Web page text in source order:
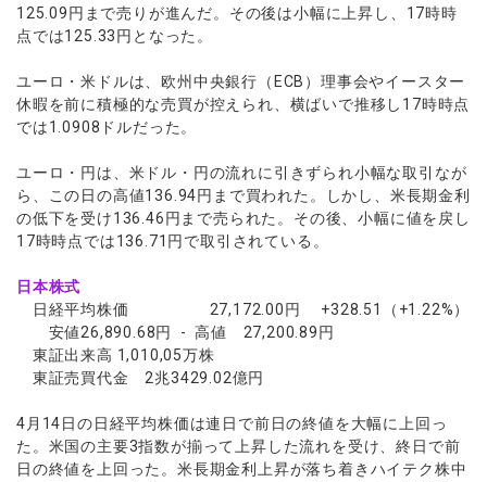
125.09円まで売りが進んだ。その後は小幅に上昇し、17時時
点では125.33円となった。
ユーロ・米ドルは、欧州中央銀行（ECB）理事会やイースター
休暇を前に積極的な売買が控えられ、横ばいで推移し17時時点
では1.0908ドルだった。
ユーロ・円は、米ドル・円の流れに引きずられ小幅な取引なが
ら、この日の高値136.94円まで買われた。しかし、米長期金利
の低下を受け136.46円まで売られた。その後、小幅に値を戻し
17時時点では136.71円で取引されている。
日本株式
日経平均株価 27,172.00円 +328.51（+1.22%）
安値26,890.68円 - 高値 27,200.89円
東証出来高 1,010,05万株
東証売買代金 2兆3429.02億円
4月14日の日経平均株価は連日で前日の終値を大幅に上回っ
た。米国の主要3指数が揃って上昇した流れを受け、終日で前
日の終値を上回った。米長期金利上昇が落ち着きハイテク株中